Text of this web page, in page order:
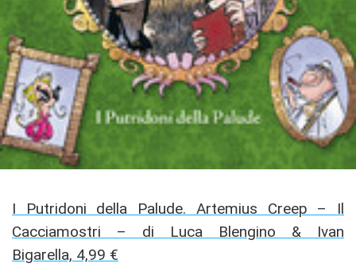
I Putridoni della Palude. Artemius Creep – Il
Cacciamostri – di Luca Blengino & Ivan
Bigarella, 4,99 €